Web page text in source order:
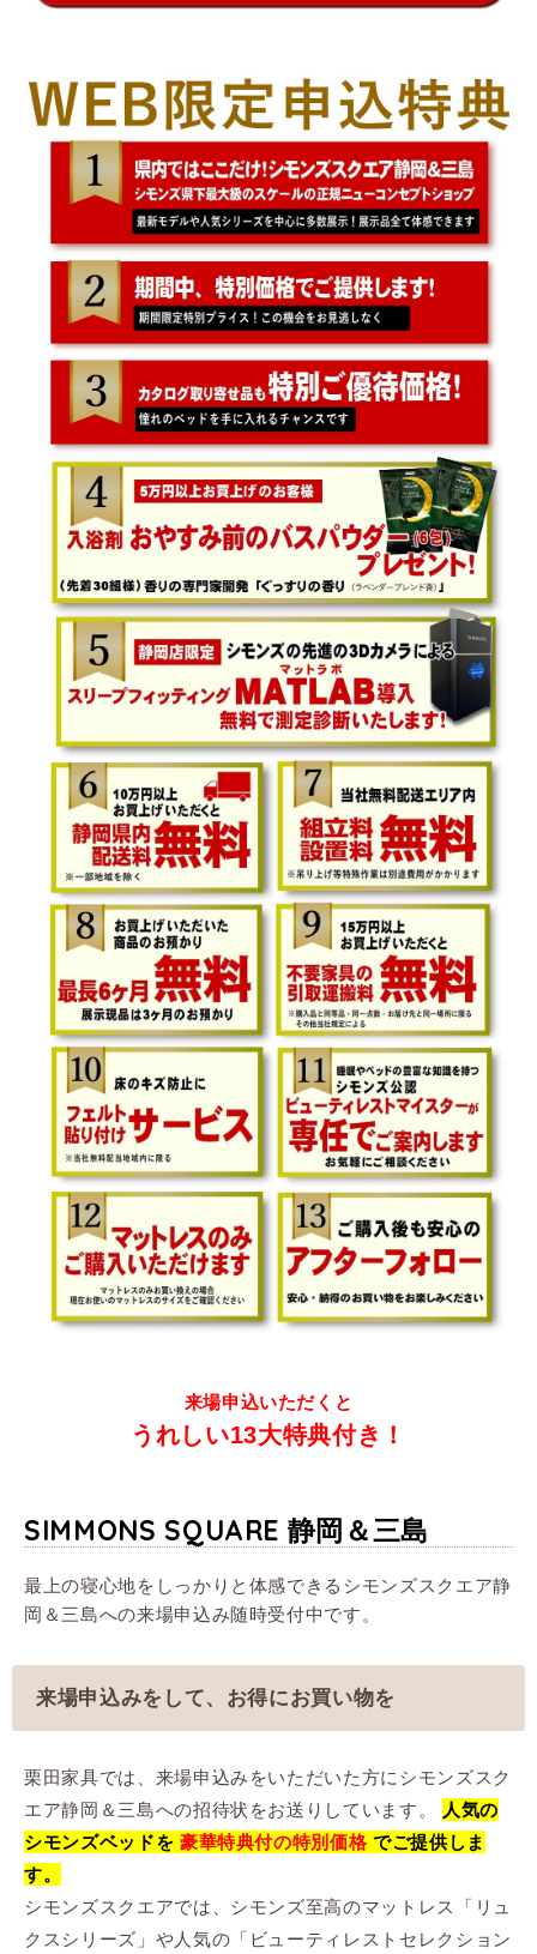
来場申込いただくと
うれしい13大特典付き！
SIMMONS SQUARE 静岡＆三島
最上の寝心地をしっかりと体感できるシモンズスクエア静
岡＆三島への来場申込み随時受付中です。
来場申込みをして、お得にお買い物を
栗田家具では、来場申込みをいただいた方にシモンズスク
エア静岡＆三島への招待状をお送りしています。
人気の
シモンズベッドを 豪華特典付の特別価格でご提供しま
す。
シモンズスクエアでは、シモンズ至高のマットレス「リュ
クスシリーズ」や人気の「ビューティレストセレクション